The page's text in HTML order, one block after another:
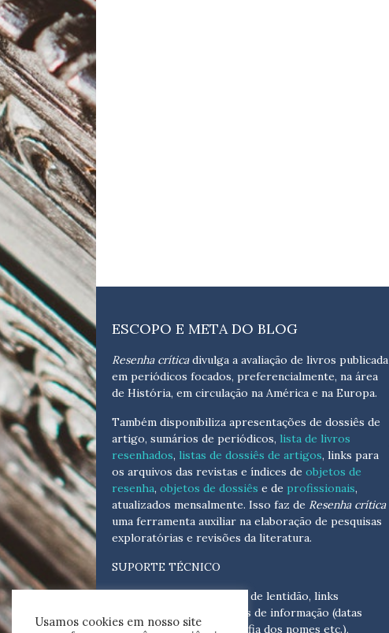
ESCOPO E META DO BLOG
Resenha críticadivulga a avaliação de livros publicada
em periódicos focados, preferencialmente, na área
de História, em circulação na América e na Europa.
Também disponibiliza apresentações de dossiês de
artigo, sumários de periódicos, lista de livros
resenhados, listas de dossiês de artigos, links para
os arquivos das revistas e índices de objetos de
resenha, objetos de dossiês e de profissionais,
atualizados mensalmente. Isso faz de Resenha crítica
uma ferramenta auxiliar na elaboração de pesquisas
exploratórias e revisões da literatura.
SUPORTE TÉCNICO
Para eventuais problemas de lentidão, links
quebrados, senhas e erros de informação (datas
tópicas, cronológicas, grafia dos nomes etc.),
Usamos cookies em nosso site